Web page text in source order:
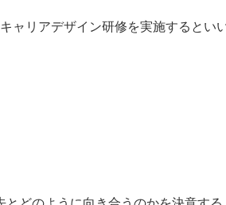
ャリアデザイン研修を実施するとい